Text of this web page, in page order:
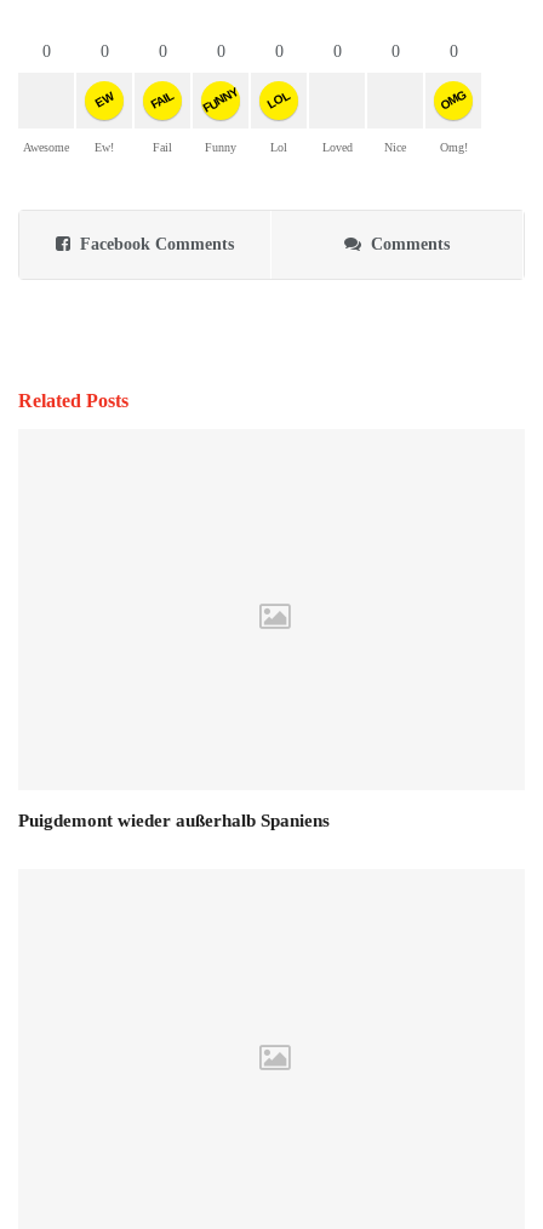
0
Awesome
0
EW
Ew!
0
FAIL
Fail
0
FUNNY
Funny
0
LOL
Lol
0
Loved
0
Nice
0
OMG
Omg!
Facebook Comments Comments
Related Posts
Puigdemont wieder außerhalb Spaniens